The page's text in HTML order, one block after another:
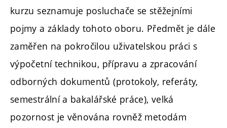
kurzu seznamuje posluchače se stěžejními
pojmy a základy tohoto oboru. Předmět je dále
zaměřen na pokročilou uživatelskou práci s
výpočetní technikou, přípravu a zpracování
odborných dokumentů (protokoly, referáty,
semestrální a bakalářské práce), velká
pozornost je věnována rovněž metodám